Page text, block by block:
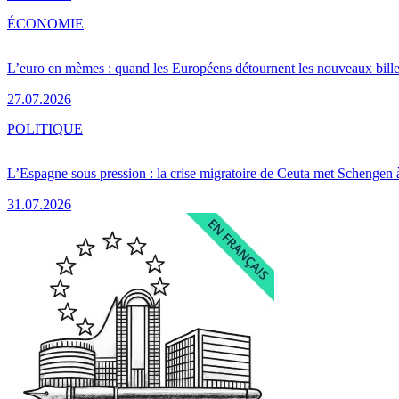
L’euro en mèmes : quand les Européens détournent les nouveaux
27.07.2026
ÉCONOMIE
L’Espagne sous pression : la crise migratoire de Ceuta met Schengen
31.07.2026
POLITIQUE